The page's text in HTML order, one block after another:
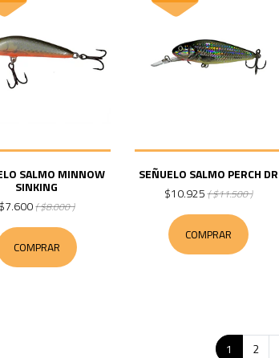
SALMO MINNOW
SINKING
( $8.000 )
COMPRAR
SEÑUELO SALMO PERCH DR
$10.925( $11.500 )
COMPRAR
1 2